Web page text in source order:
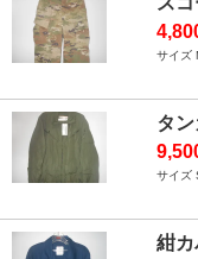
サイズ
タ
サイズ
紺